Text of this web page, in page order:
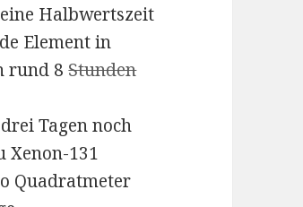
Halbwertszeit
Element in
rund 8Stunden
Tagen noch
Xenon-131
Quadratmeter